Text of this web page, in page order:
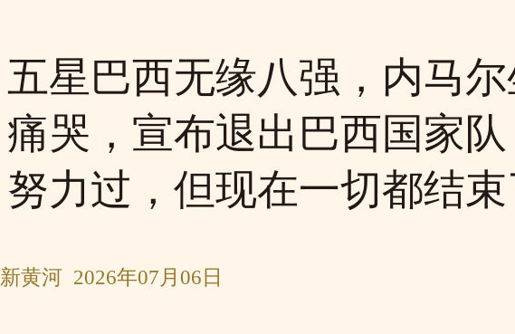
五星巴西无缘八强，内马
痛哭，宣布退出巴西国家
努力过，但现在一切都结
新黄河 2026年07月06日